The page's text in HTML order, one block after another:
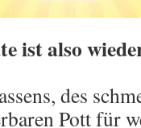
ist also
des
Pott für